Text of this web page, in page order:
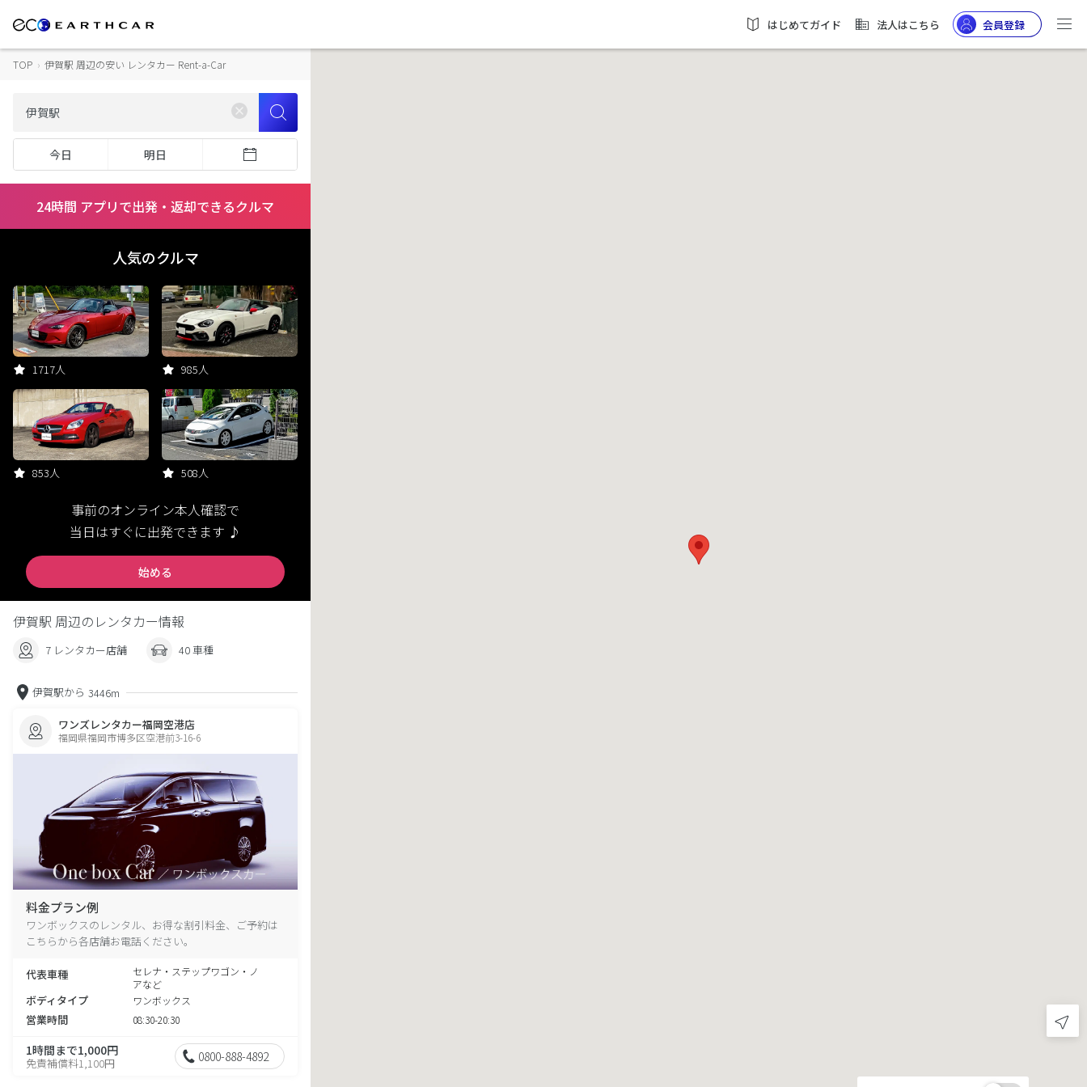
はじめてガイド 法人はこちら 会員登録
TOP › 伊賀駅 周辺の安い レンタカー Rent-a-Car
今日 明日
24時間 アプリで出発・返却できるクルマ
人気のクルマ
1717人 985人
853人 508人
事前のオンライン本人確認で
当日はすぐに出発できます ♪
始める
伊賀駅 周辺のレンタカー情報
7 レンタカー店舗 40 車種
伊賀駅から 3446m
ワンズレンタカー福岡空港店
福岡県福岡市博多区空港前3-16-6
料金プラン例
ワンボックスのレンタル、お得な割引料金、ご予約は
こちらから各店舗お電話ください。
代表車種
セレナ・ステップワゴン・ノ
アなど
ボディタイプ ワンボックス
営業時間 08:30-20:30
1時間まで1,000円
免責補償料1,100円 0800-888-4892